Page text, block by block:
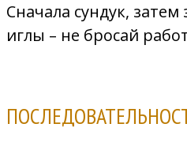
Сначала сундук, затем
иглы – не бросай